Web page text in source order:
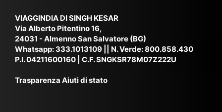
e
co
n
via
o
ag
en
zia
n,
Sri
ett
VIAGGINDIA DI SINGH KESAR
Via Alberto Pitentino 16,
24031 - Almenno San Salvatore (BG)
Whatsapp: 333.1013109 || N. Verde: 800.858.430
P.I. 04211600160 | C.F. SNGKSR78M07Z222U
Trasparenza Aiuti di stato